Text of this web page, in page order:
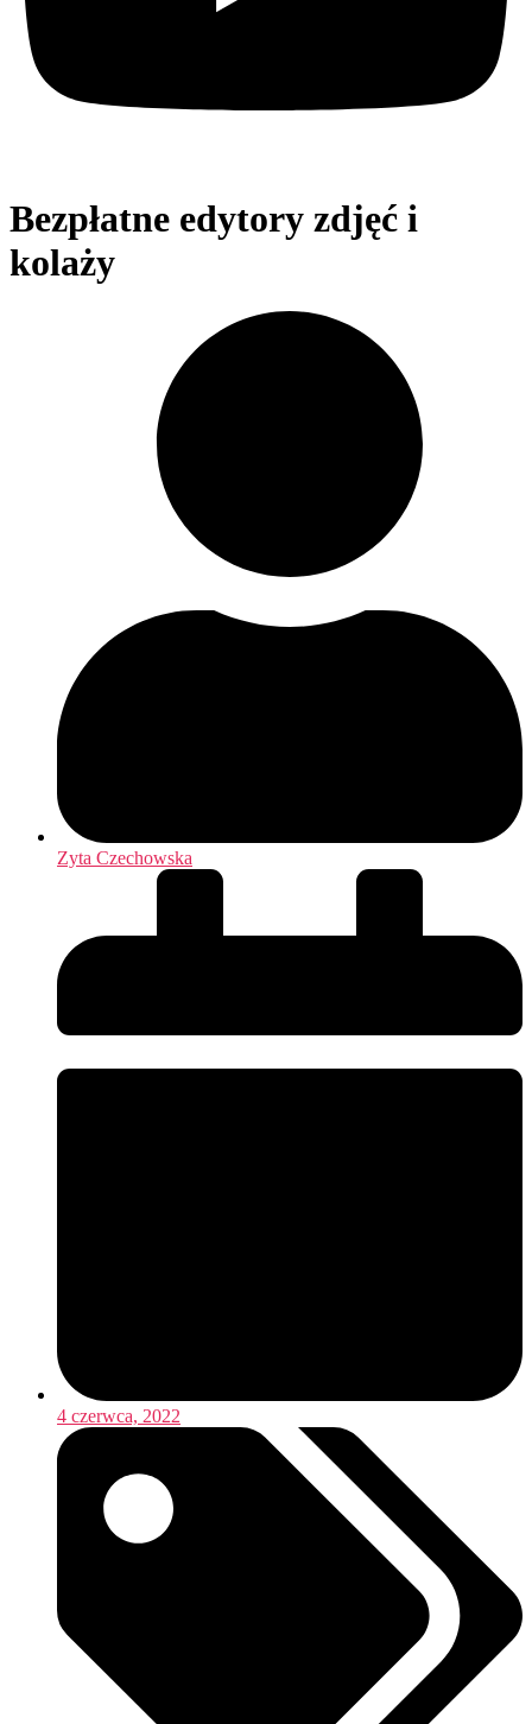
Bezpłatne edytory zdjęć i
kolaży
Zyta Czechowska
4 czerwca, 2022